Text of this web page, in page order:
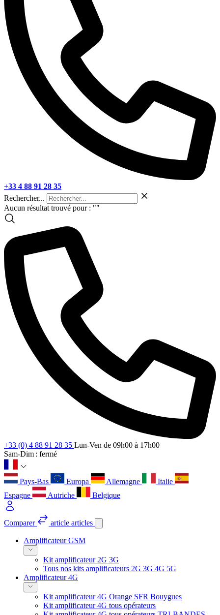
+33 4 88 91 28 35
Rechercher...
Aucun résultat trouvé pour : ""
+33 (0) 4 88 91 28 35 Lun-Ven de 09h00 à 17h00
Sam-Dim : fermé
Pays-Bas Europa Allemagne
Italie
Espagne
Autriche Belgique
Comparer article articles
Amplificateur GSM
Kit amplificateur 2G 3G
Tous nos kits amplificateurs 2G 3G 4G 5G
Amplificateur 4G
Kit amplificateur 4G Orange SFR Bouygues
Kit amplificateur 4G tous opérateurs